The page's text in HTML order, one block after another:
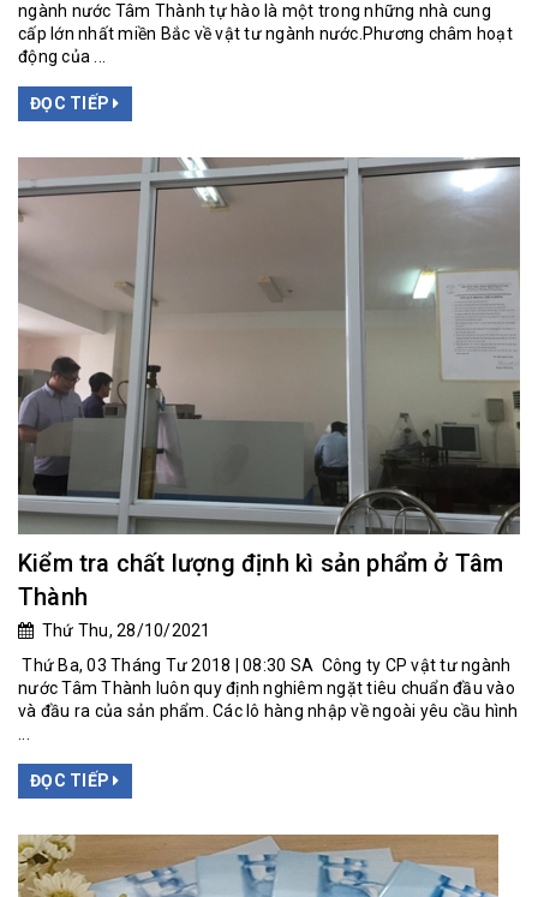
ngành nước Tâm Thành tự hào là một trong những nhà cung
cấp lớn nhất miền Bắc về vật tư ngành nước.Phương châm hoạt
động của ...
ĐỌC TIẾP
Kiểm tra chất lượng định kì sản phẩm ở Tâm
Thành
Thứ Thu, 28/10/2021
Thứ Ba, 03 Tháng Tư 2018 | 08:30 SA Công ty CP vật tư ngành
nước Tâm Thành luôn quy định nghiêm ngặt tiêu chuẩn đầu vào
và đầu ra của sản phẩm. Các lô hàng nhập về ngoài yêu cầu hình
ĐỌC TIẾP